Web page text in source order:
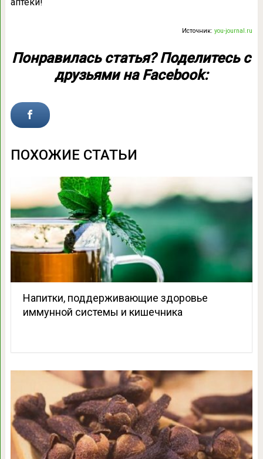
Источник:you-journal.ru
Понравилась статья? Поделитесь с
друзьями на Facebook:
ПОХОЖИЕ СТАТЬИ
Напитки, поддерживающие здоровье
иммунной системы и кишечника